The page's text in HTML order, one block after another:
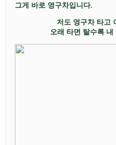
그게 바로 영구차입니다.
저도 영구차 타고
오래 타면 탈수록